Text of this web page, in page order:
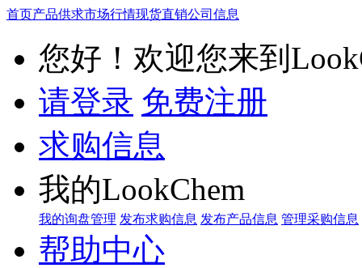
首页产品供求市场行情现货直销公司信息
您好！欢迎您来到
请登录 免费注册
求购信息
我的LookChem
我的询盘管理 发布求购信息 发布产品信息 管理采购信息
帮助中心